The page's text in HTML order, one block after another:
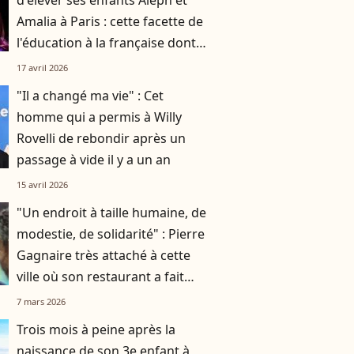
Amalia à Paris : cette facette de
l'éducation à la française dont
elle est fan
17 avril 2026
"Il a changé ma vie" : Cet
homme qui a permis à Willy
Rovelli de rebondir après un
passage à vide il y a un an
15 avril 2026
"Un endroit à taille humaine, de
modestie, de solidarité" : Pierre
Gagnaire très attaché à cette
ville où son restaurant a fait
faillite
7 mars 2026
Trois mois à peine après la